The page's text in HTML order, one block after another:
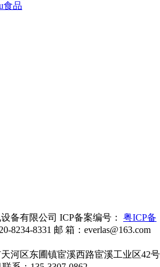
食品
备有限公司 ICP备案编号： 粤ICP备
8234-8331 邮 箱：everlas@163.com
河区东圃镇宦溪西路宦溪工业区42号